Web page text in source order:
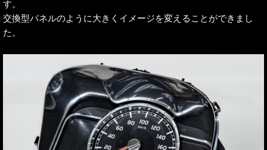
す。
交換型パネルのように大きくイメージを変えることができまし
た。